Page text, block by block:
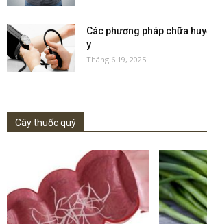
Các phương pháp chữa
y
Tháng 6 19, 2025
Cây thuốc quý